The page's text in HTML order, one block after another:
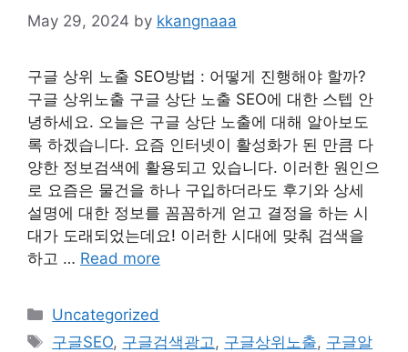
May 29, 2024 by kkangnaaa
구글 상위 노출 SEO방법 : 어떻게 진행해야 할까?
구글 상위노출 구글 상단 노출 SEO에 대한 스텝 안
녕하세요. 오늘은 구글 상단 노출에 대해 알아보도
록 하겠습니다. 요즘 인터넷이 활성화가 된 만큼 다
양한 정보검색에 활용되고 있습니다. 이러한 원인으
로 요즘은 물건을 하나 구입하더라도 후기와 상세
설명에 대한 정보를 꼼꼼하게 얻고 결정을 하는 시
대가 도래되었는데요! 이러한 시대에 맞춰 검색을
하고 … Read more
Categories
Uncategorized
Tags
구글SEO, 구글검색광고 , 구글상위노출, 구글알